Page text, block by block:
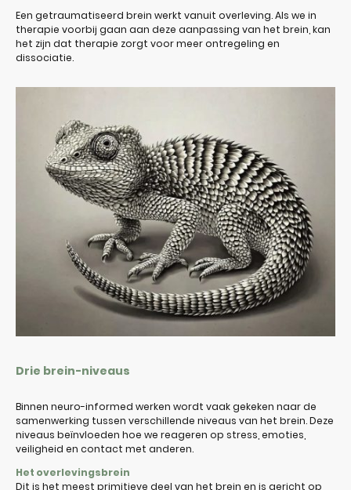
Een getraumatiseerd brein werkt vanuit overleving. Als we in
therapie voorbij gaan aan deze aanpassing van het brein, kan
het zijn dat therapie zorgt voor meer ontregeling en
dissociatie.
Drie brein-niveaus
Binnen neuro-informed werken wordt vaak gekeken naar de
samenwerking tussen verschillende niveaus van het brein. Deze
niveaus beïnvloeden hoe we reageren op stress, emoties,
veiligheid en contact met anderen.
Het overlevingsbrein
Dit is het meest primitieve deel van het brein en is gericht op